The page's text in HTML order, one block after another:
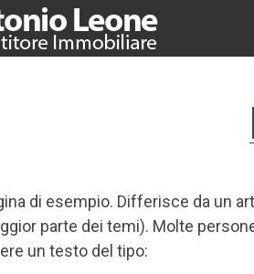
di esempio. Differisce da un
parte dei temi). Molte
un testo del tipo: